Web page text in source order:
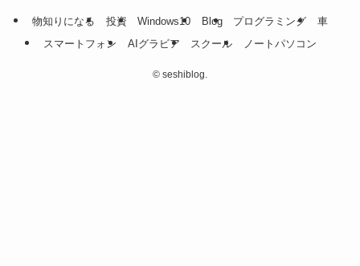
物知りになる 投資 Windows10 Blog プログラミング
車
スマートフォン
AIグラビア スクール ノートパソコン
© seshiblog.